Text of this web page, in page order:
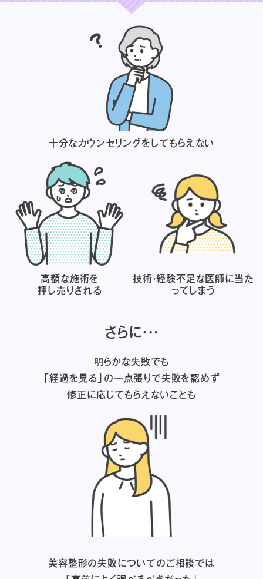
十分なカウンセリングをしてもらえない
高額な施術を
押し売りされる
技術・経験不足な医師に当た
ってしまう
さらに・・・
明らかな失敗でも
「経過を見る」の一点張りで失敗を認めず
修正に応じてもらえないことも
美容整形の失敗についてのご相談では